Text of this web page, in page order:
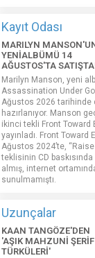
Kayıt Odası
MARILYN
YENİALBÜMÜ 14
AĞUSTOS'TA
Marilyn Manson, yeni
Assassination Under
Ağustos 2026 tarihinde
hazırlanıyor. Manson
ikinci tekli Front Toward
yayınladı. Front Toward
Ağustos 2024’te,
teklisinin CD
almış, internet
sunulmamıştı.
Uzunçalar
KAAN TANGÖZE'DEN
'AŞIK MAHZUNİ ŞERİF
TÜRKÜLERİ'